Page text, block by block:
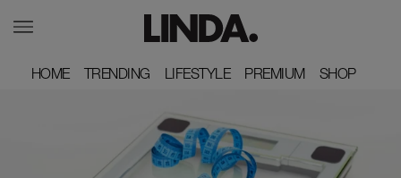
HOME
HOME TRENDING
TRENDING LIFESTYLE
LIFESTYLE PREMIUM
PREMIUM SHOP
SHOP